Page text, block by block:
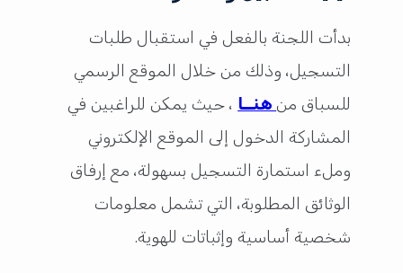
بدأت اللجنة بالفعل في استقبال طلبات
التسجيل، وذلك من خلال الموقع الرسمي
للسباق من هنــا ، حيث يمكن للراغبين في
المشاركة الدخول إلى الموقع الإلكتروني
وملء استمارة التسجيل بسهولة، مع إرفاق
الوثائق المطلوبة، التي تشمل معلومات
شخصية أساسية وإثباتات للهوية.